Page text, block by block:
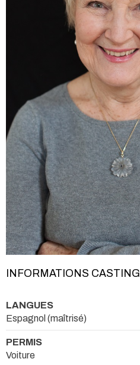
INFORMATIONS CASTING
LANGUES
Espagnol (maîtrisé)
PERMIS
Voiture